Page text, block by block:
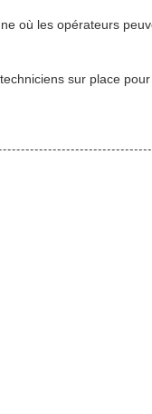
où les opérateurs
sur place